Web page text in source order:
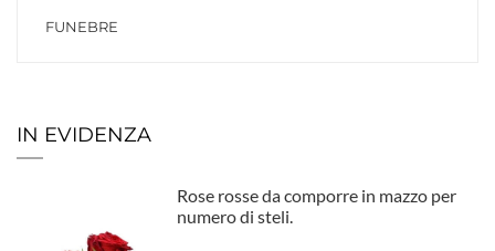
FUNEBRE
IN EVIDENZA
Rose rosse da comporre in mazzo per
numero di steli.